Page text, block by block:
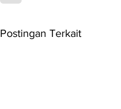
Postingan Terkait